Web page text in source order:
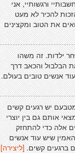
ורגשותיי, אני
להכיר לא מעט
את הטוב ומקצינים
ילדות. זה משהו
הבלבול והכאב דרך
אנשים טובים בעולם.
יש רגעים קשים
אותם גם בין יוצרי
אלה כדי להתחזק
שיש עוד אנשים
ברגעים קשים. [ליצירה]